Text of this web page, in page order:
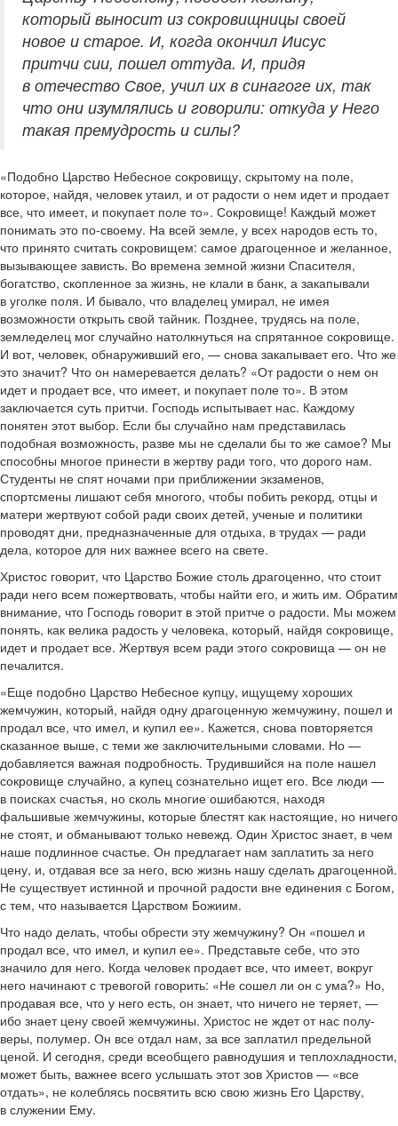
который выносит из сокровищницы своей
новое и старое. И, когда окончил Иисус
притчи сии, пошел оттуда. И, придя
в отечество Свое, учил их в синагоге их, так
что они изумлялись и говорили: откуда у Него
такая премудрость и силы?
«Подобно Царство Небесное сокровищу, скрытому на поле,
которое, найдя, человек утаил, и от радости о нем идет и продает
все, что имеет, и покупает поле то». Сокровище! Каждый может
понимать это по-своему. На всей земле, у всех народов есть то,
что принято считать сокровищем: самое драгоценное и желанное,
вызывающее зависть. Во времена земной жизни Спасителя,
богатство, скопленное за жизнь, не клали в банк, а закапывали
в уголке поля. И бывало, что владелец умирал, не имея
возможности открыть свой тайник. Позднее, трудясь на поле,
земледелец мог случайно натолкнуться на спрятанное сокровище.
И вот, человек, обнаруживший его, — снова закапывает его. Что же
это значит? Что он намеревается делать? «От радости о нем он
идет и продает все, что имеет, и покупает поле то». В этом
заключается суть притчи. Господь испытывает нас. Каждому
понятен этот выбор. Если бы случайно нам представилась
подобная возможность, разве мы не сделали бы то же самое? Мы
способны многое принести в жертву ради того, что дорого нам.
Студенты не спят ночами при приближении экзаменов,
спортсмены лишают себя многого, чтобы побить рекорд, отцы и
матери жертвуют собой ради своих детей, ученые и политики
проводят дни, предназначенные для отдыха, в трудах — ради
дела, которое для них важнее всего на свете.
Христос говорит, что Царство Божие столь драгоценно, что стоит
ради него всем пожертвовать, чтобы найти его, и жить им. Обратим
внимание, что Господь говорит в этой притче о радости. Мы можем
понять, как велика радость у человека, который, найдя сокровище,
идет и продает все. Жертвуя всем ради этого сокровища — он не
печалится.
«Еще подобно Царство Небесное купцу, ищущему хороших
жемчужин, который, найдя одну драгоценную жемчужину, пошел и
продал все, что имел, и купил ее». Кажется, снова повторяется
сказанное выше, с теми же заключительными словами. Но —
добавляется важная подробность. Трудившийся на поле нашел
сокровище случайно, а купец сознательно ищет его. Все люди —
в поисках счастья, но сколь многие ошибаются, находя
фальшивые жемчужины, которые блестят как настоящие, но ничего
не стоят, и обманывают только невежд. Один Христос знает, в чем
наше подлинное счастье. Он предлагает нам заплатить за него
цену, и, отдавая все за него, всю жизнь нашу сделать драгоценной.
Не существует истинной и прочной радости вне единения с Богом,
с тем, что называется Царством Божиим.
Что надо делать, чтобы обрести эту жемчужину? Он «пошел и
продал все, что имел, и купил ее». Представьте себе, что это
значило для него. Когда человек продает все, что имеет, вокруг
него начинают с тревогой говорить: «Не сошел ли он с ума?» Но,
продавая все, что у него есть, он знает, что ничего не теряет, —
ибо знает цену своей жемчужины. Христос не ждет от нас полу-
веры, полумер. Он все отдал нам, за все заплатил предельной
ценой. И сегодня, среди всеобщего равнодушия и теплохладности,
может быть, важнее всего услышать этот зов Христов — «все
отдать», не колеблясь посвятить всю свою жизнь Его Царству,
в служении Ему.